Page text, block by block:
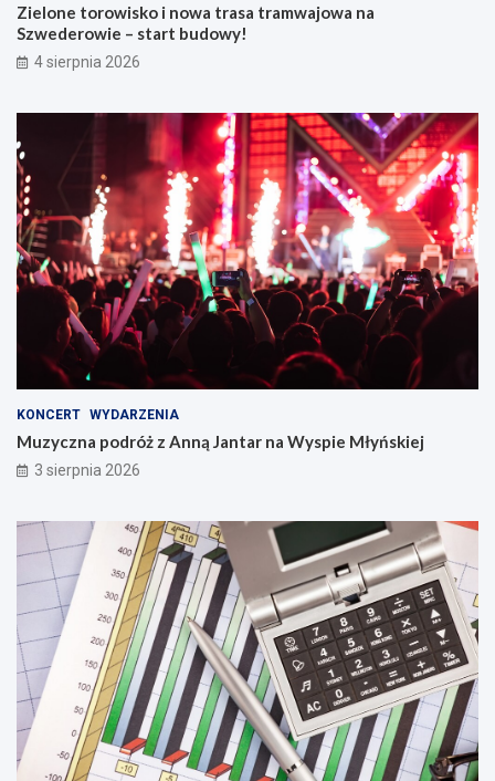
Zielone torowisko i nowa trasa tramwajowa na
Szwederowie – start budowy!
4 sierpnia 2026
KONCERT WYDARZENIA
Muzyczna podróż z Anną Jantar na Wyspie Młyńskiej
3 sierpnia 2026